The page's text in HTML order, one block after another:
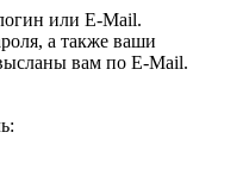
или E-Mail.
а также ваши
вам по E-Mail.